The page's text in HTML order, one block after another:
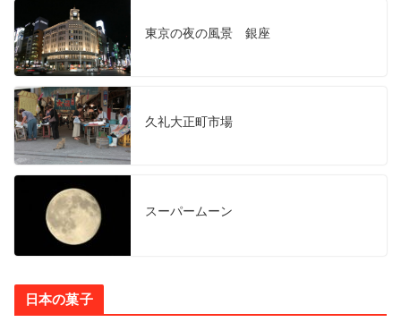
東京の夜の風景 銀座
久礼大正町市場
スーパームーン
日本の菓子